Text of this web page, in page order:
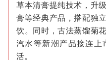
草本清膏提纯技术，升
膏等经典产品，搭配独
饮。同时，古法蒸馏菊
汽水等新潮产品接连上
活。